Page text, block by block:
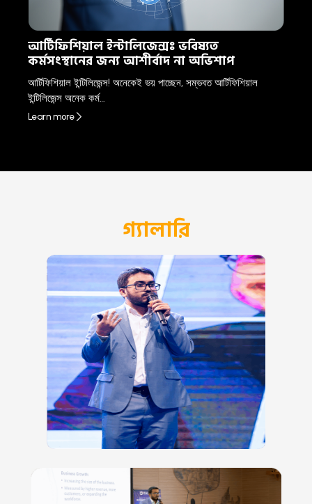
আর্টিফিশিয়াল ইন্টালিজেন্সঃ ভবিষ্যত
কর্মসংস্থানের জন্য আশীর্বাদ না অভিশাপ
আর্টিফিশিয়াল ইন্টিলিজেন্স! অনেকেই ভয় পাচ্ছেন, সম্ভবত আর্টিফিশিয়াল
ইন্টিলিজেন্স অনেক কর্ম…
Learn more
গ্যালারি